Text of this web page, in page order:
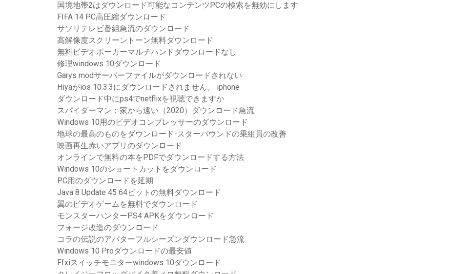
国境地帯2はダウンロード可能なコンテンツPCの検索を無効にします
FIFA 14 PC高圧縮ダウンロード
サソリテレビ番組急流のダウンロード
高解像度スクリーントーン無料ダウンロード
無料ビデオポーカーマルチハンドダウンロードなし
修理windows 10ダウンロード
Garys modサーバーファイルがダウンロードされない
Hiyaがios 10.3.3にダウンロードされません。 iphone
ダウンロード中にps4でnetflixを視聴できますか
スパイダーマン：家から遠い（2020）ダウンロード急流
Windows 10用のビデオコンプレッサーのダウンロード
地球の最高のものをダウンロード-スターバウンドの乗組員の改善
映画再生赤いアプリのダウンロード
オンラインで無料の本をPDFでダウンロードする方法
Windows 10のショートカットをダウンロード
PC用のダウンロードを延期
Java 8 Update 45 64ビットの無料ダウンロード
翼のビデオゲームを無料でダウンロード
モンスターハンターPS4 APKをダウンロード
フォージ改造のダウンロード
コラの伝説のアバターフルシーズンダウンロード急流
Windows 10 Proダウンロードの最安値
Ffxiスイッチモニターwindows 10ダウンロード